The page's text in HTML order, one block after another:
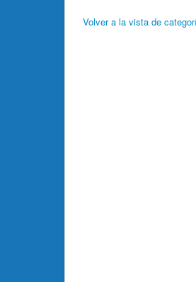
Volver a la vista de